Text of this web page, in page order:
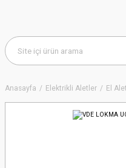
Anasayfa Elektrikli Aletler El